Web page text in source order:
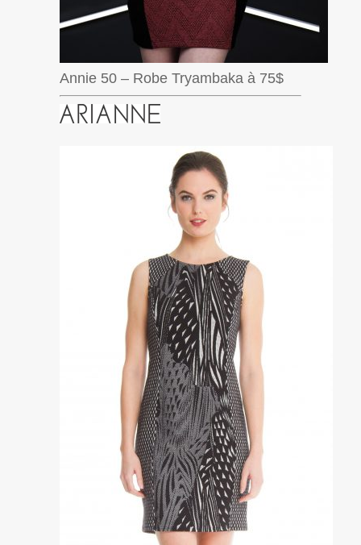
Annie 50 – Robe Tryambaka à 75$